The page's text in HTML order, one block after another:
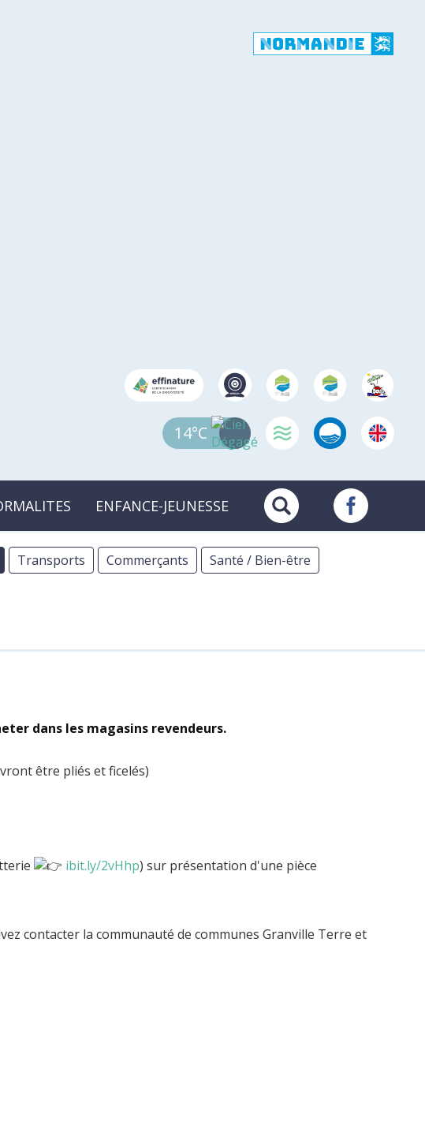
14°C
ENFANCE-JEUNESSE
Transports Commerçants
Santé / Bien-être
dans les magasins revendeurs.
être pliés et ficelés)
ibit.ly/2vHhp) sur présentation d'une pièce
contacter la communauté de communes Granville Terre et